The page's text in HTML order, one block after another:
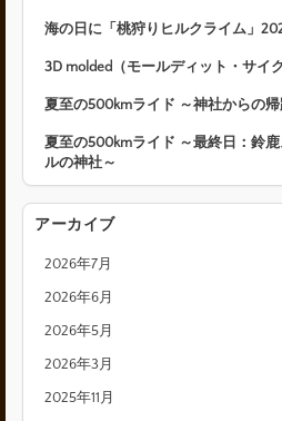
海の日に「桃狩りヒルクライム」
3D molded（モールディット・サイ
夏至の500kmライド ～神社からの
夏至の500kmライド ～最終日：鈴
ルの神社～
アーカイブ
2026年7月
2026年6月
2026年5月
2026年3月
2025年11月